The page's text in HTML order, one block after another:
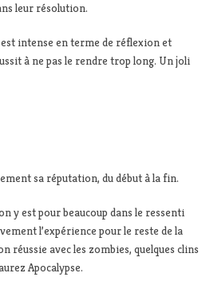
leur résolution.
intense en terme de réflexion et
à ne pas le rendre trop long. Un joli
sa réputation, du début à la fin.
y est pour beaucoup dans le ressenti
l’expérience pour le reste de la
réussie avec les zombies, quelques clins
Apocalypse.